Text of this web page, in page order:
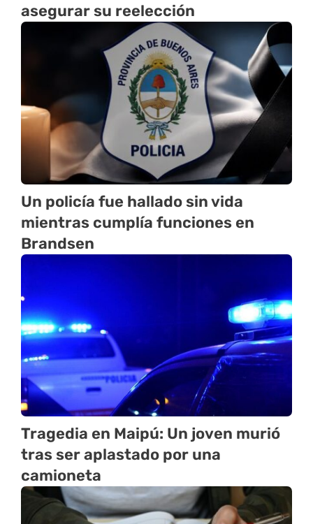
asegurar su reelección
Un policía fue hallado sin vida
mientras cumplía funciones en
Brandsen
Tragedia en Maipú: Un joven murió
tras ser aplastado por una
camioneta